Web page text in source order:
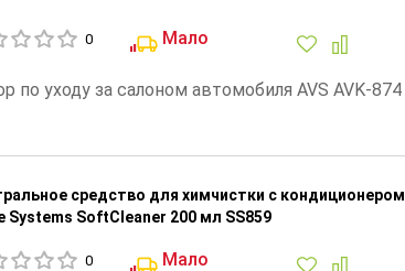
0 Мало
по уходу за салоном автомобиля AVS AVK-874
средство для химчистки с кондиционером
Systems SoftCleaner 200 мл SS859
0 Мало